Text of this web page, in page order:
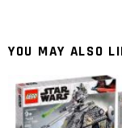
YOU MAY ALSO